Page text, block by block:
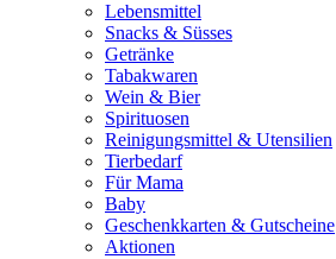
Lebensmittel
Snacks & Süsses
Getränke
Tabakwaren
Wein & Bier
Spirituosen
Reinigungsmittel & Utensilien
Tierbedarf
Für Mama
Baby
Geschenkkarten & Gutscheine
Aktionen